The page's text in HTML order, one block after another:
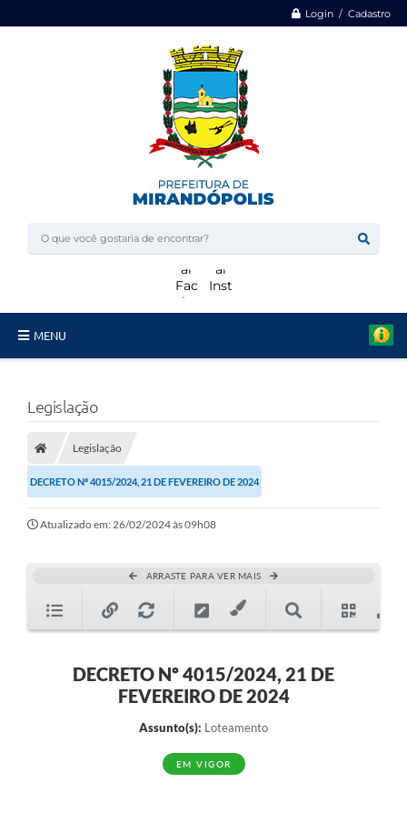
Login / Cadastro
MENU
Protocolo
Licitações
Transparência
Concursos
Feriados e Datas Comemorativas
Legislação
Legislação
DECRETO Nº 4015/2024, 21 DE FEVEREIRO DE 2024
Atualizado em: 26/02/2024 às 09h08
ARRASTE PARA VER MAIS
DECRETO Nº 4015/2024, 21 DE
FEVEREIRO DE 2024
Assunto(s): Loteamento
EM VIGOR